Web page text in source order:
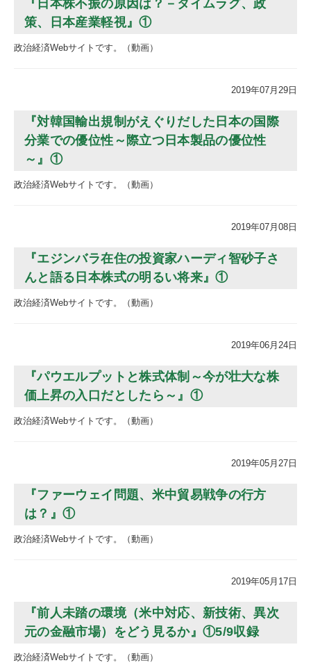
『日本株不振の原因は？－タイムラグ、政
策、日本産業軽視』①
政治経済Webサイトです。（動画）
2019年07月29日
『対韓国輸出規制がえぐりだした日本の国際
分業での優位性～際立つ日本製品の優位性
～』①
政治経済Webサイトです。（動画）
2019年07月08日
『エジンバラ在住の投資家ハーディ智砂子さ
んと語る日本株式の明るい将来』①
政治経済Webサイトです。（動画）
2019年06月24日
『パウエルプットと株式体制～今が壮大な株
価上昇の入口だとしたら～』①
政治経済Webサイトです。（動画）
2019年05月27日
『ファーウェイ問題、米中貿易戦争の行方
は？』①
政治経済Webサイトです。（動画）
2019年05月17日
『前人未踏の環境（米中対応、新技術、異次
元の金融市場）をどう見るか』①5/9収録
政治経済Webサイトです。（動画）